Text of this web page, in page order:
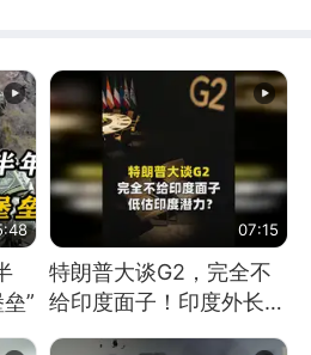
”
07:15
特朗普大谈G2，完全不
给印度面子！印度外长：
低估印度潜力